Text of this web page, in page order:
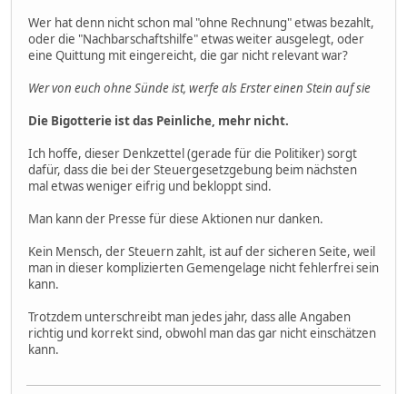
Wer hat denn nicht schon mal "ohne Rechnung" etwas bezahlt,
oder die "Nachbarschaftshilfe" etwas weiter ausgelegt, oder
eine Quittung mit eingereicht, die gar nicht relevant war?
Wer von euch ohne Sünde ist, werfe als Erster einen Stein auf sie
Die Bigotterie ist das Peinliche, mehr nicht.
Ich hoffe, dieser Denkzettel (gerade für die Politiker) sorgt
dafür, dass die bei der Steuergesetzgebung beim nächsten
mal etwas weniger eifrig und bekloppt sind.
Man kann der Presse für diese Aktionen nur danken.
Kein Mensch, der Steuern zahlt, ist auf der sicheren Seite, weil
man in dieser komplizierten Gemengelage nicht fehlerfrei sein
kann.
Trotzdem unterschreibt man jedes jahr, dass alle Angaben
richtig und korrekt sind, obwohl man das gar nicht einschätzen
kann.